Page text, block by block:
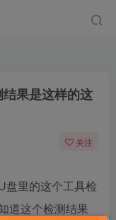
果是这样的这
关注
盘里的这个工具检
道这个检测结果